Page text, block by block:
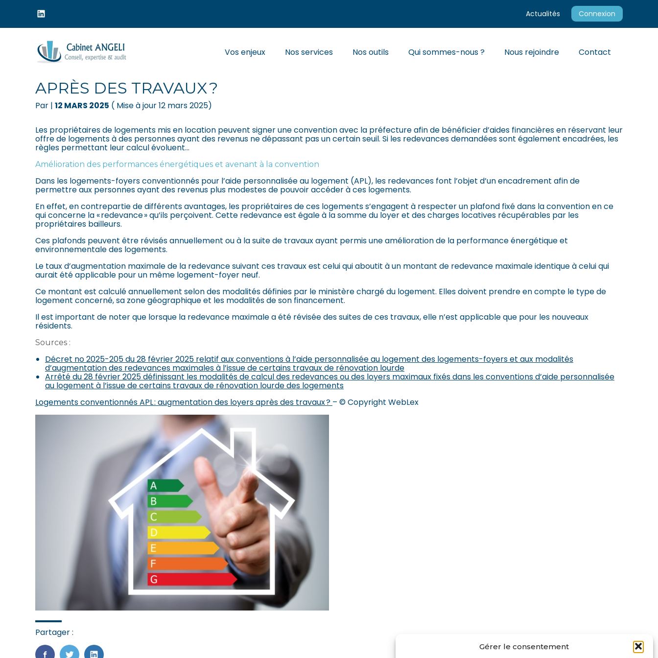
Gérer le consentement
sub-
header
Actualités Connexion
Aller
au
Principal
Vos enjeux Nos services Nos outils Qui sommes-nous ? Nous rejoindre Contact
APRÈS DES TRAVAUX ?
Par | 12 MARS 2025 ( Mise à jour 12 mars 2025)
Les propriétaires de logements mis en location peuvent signer une convention avec la préfecture afin de bénéficier d’aides financières en réservant leur
offre de logements à des personnes ayant des revenus ne dépassant pas un certain seuil. Si les redevances demandées sont également encadrées, les
règles permettant leur calcul évoluent…
Amélioration des performances énergétiques et avenant à la convention
Dans les logements-foyers conventionnés pour l’aide personnalisée au logement (APL), les redevances font l’objet d’un encadrement afin de
permettre aux personnes ayant des revenus plus modestes de pouvoir accéder à ces logements.
En effet, en contrepartie de différents avantages, les propriétaires de ces logements s’engagent à respecter un plafond fixé dans la convention en ce
qui concerne la « redevance » qu’ils perçoivent. Cette redevance est égale à la somme du loyer et des charges locatives récupérables par les
propriétaires bailleurs.
Ces plafonds peuvent être révisés annuellement ou à la suite de travaux ayant permis une amélioration de la performance énergétique et
environnementale des logements.
Le taux d’augmentation maximale de la redevance suivant ces travaux est celui qui aboutit à un montant de redevance maximale identique à celui qui
aurait été applicable pour un même logement-foyer neuf.
Ce montant est calculé annuellement selon des modalités définies par le ministère chargé du logement. Elles doivent prendre en compte le type de
logement concerné, sa zone géographique et les modalités de son financement.
Il est important de noter que lorsque la redevance maximale a été révisée des suites de ces travaux, elle n’est applicable que pour les nouveaux
résidents.
Sources :
Décret no 2025-205 du 28 février 2025 relatif aux conventions à l’aide personnalisée au logement des logements-foyers et aux modalités
d’augmentation des redevances maximales à l’issue de certains travaux de rénovation lourde
Arrêté du 28 février 2025 définissant les modalités de calcul des redevances ou des loyers maximaux fixés dans les conventions d’aide personnalisée
au logement à l’issue de certains travaux de rénovation lourde des logements
Logements conventionnés APL : augmentation des loyers après des travaux ? – © Copyright WebLex
Partager :